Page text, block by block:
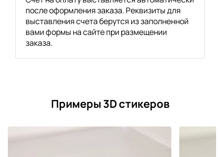
после оформления заказа. Реквизиты для
выставления счета берутся из заполненной
вами формы на сайте при размещении
заказа.
Примеры 3D стикеров